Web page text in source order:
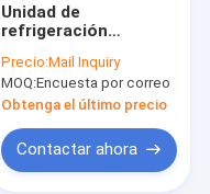
Unidad de
refrigeración
Unidad de
refrigeración portátil
de control de
temperatura
inteligente de
18000W
Precio:Mail Inquiry
MOQ:Encuesta por correo
Obtenga el último precio
Contactar ahora